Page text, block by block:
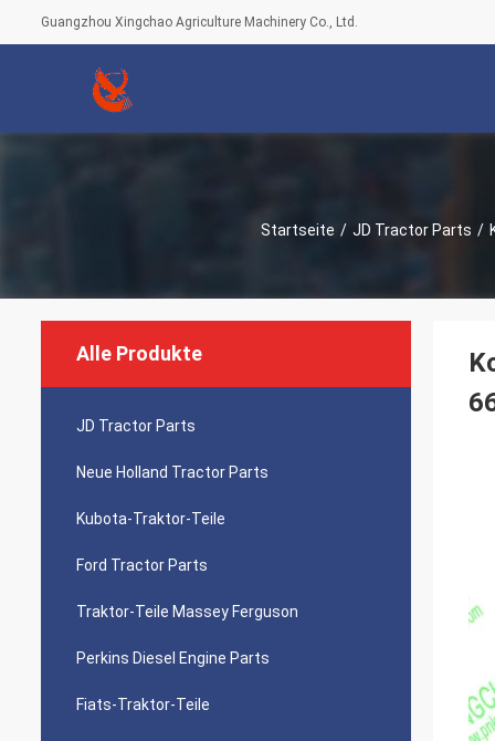
Guangzhou Xingchao Agriculture Machinery Co., Ltd.
Startseite / JD Tractor Parts /
Alle Produkte
JD Tractor Parts
Neue Holland Tractor Parts
Kubota-Traktor-Teile
Ford Tractor Parts
Traktor-Teile Massey Ferguson
Perkins Diesel Engine Parts
Fiats-Traktor-Teile